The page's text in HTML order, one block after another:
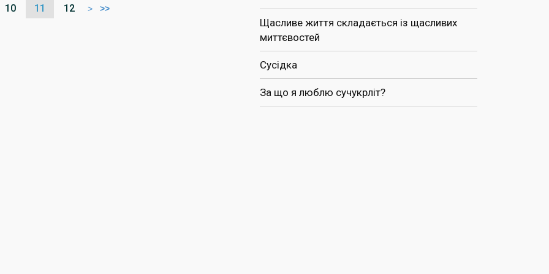
10 11 12 > >>
Щасливе життя складається із щасливих
миттєвостей
Сусідка
За що я люблю сучукрліт?